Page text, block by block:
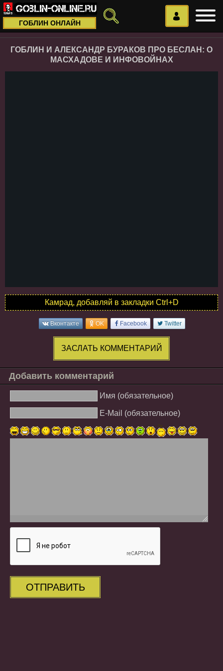
ГОБЛИН ОНЛАЙН
ГОБЛИН И АЛЕКСАНДР БУРАКОВ ПРО БЕСЛАН: О
МАСХАДОВЕ И ИНФОВОЙНАХ
Камрад, добавляй в закладки Ctrl+D
Вконтакте OK Facebook Twitter
ЗАСЛАТЬ КОММЕНТАРИЙ
Добавить комментарий
Имя (обязательное)
E-Mail (обязательное)
ОТПРАВИТЬ